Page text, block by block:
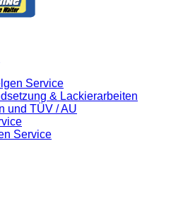
Service
& Lackierarbeiten
und TÜV / AU
Service